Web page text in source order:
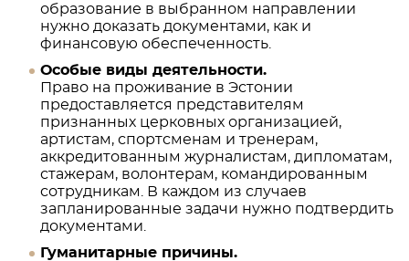
образование в выбранном направлении
нужно доказать документами, как и
финансовую обеспеченность.
Особые виды деятельности.
Право на проживание в Эстонии
предоставляется представителям
признанных церковных организацией,
артистам, спортсменам и тренерам,
аккредитованным журналистам, дипломатам,
стажерам, волонтерам, командированным
сотрудникам. В каждом из случаев
запланированные задачи нужно подтвердить
документами.
Гуманитарные причины.